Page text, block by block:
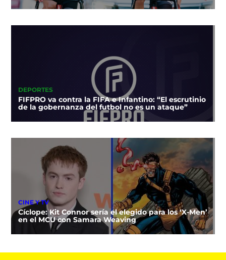
DEPORTES
FIFPRO va contra la FIFA e Infantino: “El escrutinio
de la gobernanza del futbol no es un ataque”
CINE Y TV
Cíclope: Kit Connor sería el elegido para los ‘X-Men’
en el MCU con Samara Weaving